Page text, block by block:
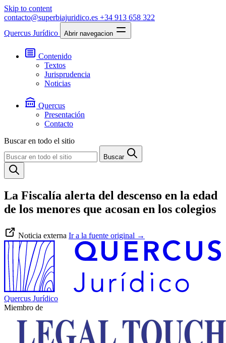
Skip to content
contacto@superbiajuridico.es +34 913 658 322
Quercus Jurídico
Abrir navegacion
Contenido
Textos
Jurisprudencia
Noticias
Quercus
Presentación
Contacto
Buscar en todo el sitio
Buscar
La Fiscalía alerta del descenso en la edad
de los menores que acosan en los colegios
Noticia externa Ir a la fuente original →
Quercus Jurídico
Miembro de